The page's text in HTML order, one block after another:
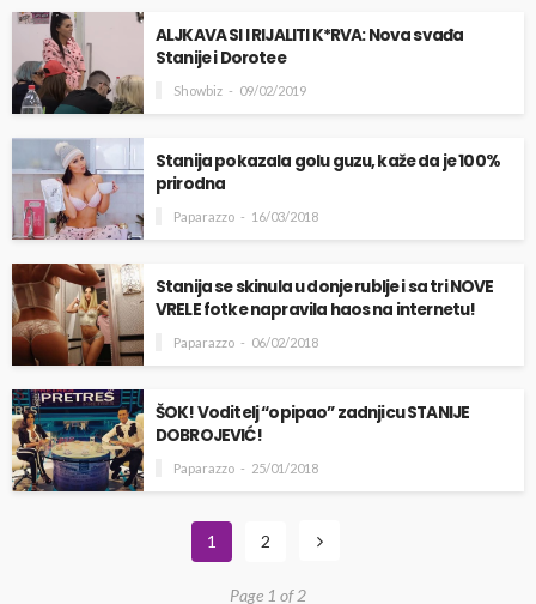
ALJKAVA SI I RIJALITI K*RVA: Nova svađa
Stanije i Dorotee
Showbiz 09/02/2019
Stanija pokazala golu guzu, kaže da je 100%
prirodna
Paparazzo 16/03/2018
Stanija se skinula u donje rublje i sa tri NOVE
VRELE fotke napravila haos na internetu!
Paparazzo 06/02/2018
ŠOK! Voditelj “opipao” zadnjicu STANIJE
DOBROJEVIĆ!
Paparazzo 25/01/2018
1 2
Page 1 of 2